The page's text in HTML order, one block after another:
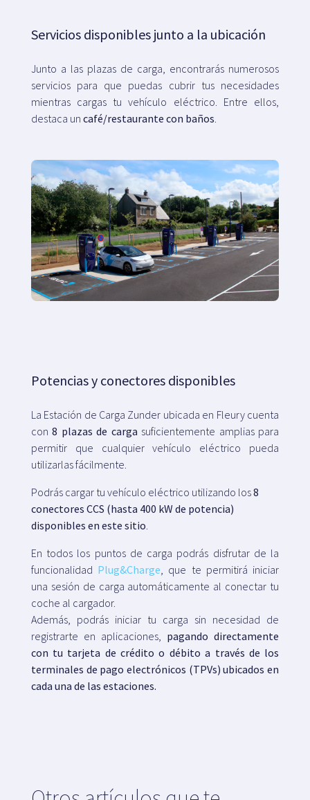
Servicios disponibles junto a la ubicación
Junto a las plazas de carga, encontrarás numerosos
servicios para que puedas cubrir tus necesidades
mientras cargas tu vehículo eléctrico. Entre ellos,
destaca un café/restaurante con baños.
Potencias y conectores disponibles
La Estación de Carga Zunder ubicada en Fleury cuenta
con8 plazas de carga suficientemente amplias para
permitir que cualquier vehículo eléctrico pueda
utilizarlas fácilmente.
Podrás cargar tu vehículo eléctrico utilizando los8
conectores CCS (hasta 400 kW de potencia)
disponibles en este sitio
En todos los puntos de carga podrás disfrutar de la
funcionalidad Plug&Charge , que te permitirá iniciar
una sesión de carga automáticamente al conectar tu
coche al cargador.
Además, podrás iniciar tu carga sin necesidad de
registrarte en aplicaciones, pagando directamente
con tu tarjeta de crédito o débito a través de los
terminales de pago electrónicos (TPVs) ubicados en
cada una de las estaciones.